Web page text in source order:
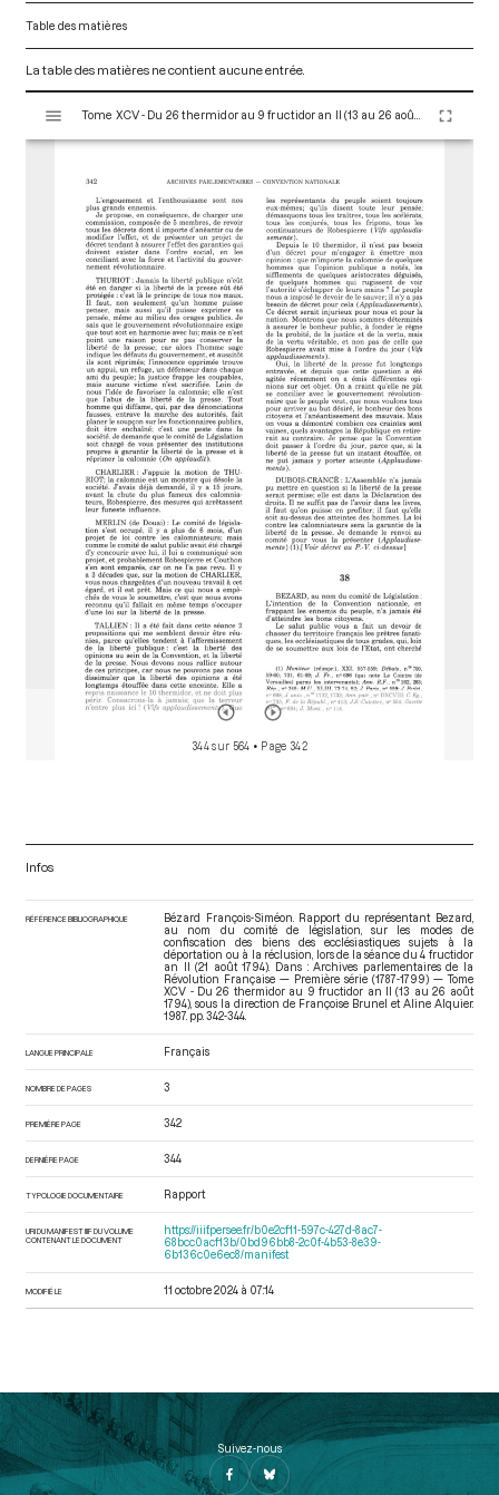
Table des matières
La table des matières ne contient aucune entrée.
s
344 sur 564 • Page 342
Infos
RÉFÉRENCE BIBLIOGRAPHIQUE
Bézard François-Siméon. Rapport du représentant Bezard,
au nom du comité de législation, sur les modes de
confiscation des biens des ecclésiastiques sujets à la
déportation ou à la réclusion, lors de la séance du 4 fructidor
an II (21 août 1794). Dans : Archives parlementaires de la
Révolution Française — Première série (1787-1799) — Tome
XCV - Du 26 thermidor au 9 fructidor an II (13 au 26 août
1794) , sous la direction de Françoise Brunel et Aline Alquier.
1987. pp. 342-344.
LANGUE PRINCIPALE Français
NOMBRE DE PAGES 3
PREMIÈRE PAGE 342
DERNIÈRE PAGE 344
TYPOLOGIE DOCUMENTAIRE Rapport
URI DU MANIFEST IIIF DU VOLUME
CONTENANT LE DOCUMENT
https://iiif.persee.fr/b0e2cf11-597c-427d-8ac7-
68bcc0acf13b/0bd96bb8-2c0f-4b53-8e39-
6b136c0e6ec8/manifest
MODIFIÉ LE 11 octobre 2024 à 07:14
Suivez-nous